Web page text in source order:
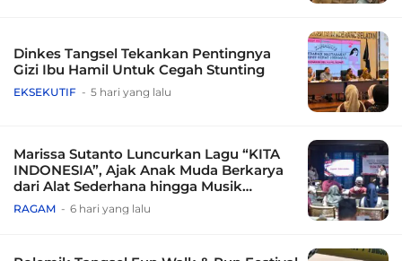
Dinkes Tangsel Tekankan Pentingnya
Gizi Ibu Hamil Untuk Cegah Stunting
EKSEKUTIF 5 hari yang lalu
Marissa Sutanto Luncurkan Lagu “KITA
INDONESIA”, Ajak Anak Muda Berkarya
dari Alat Sederhana hingga Musik
Tradisional
RAGAM 6 hari yang lalu